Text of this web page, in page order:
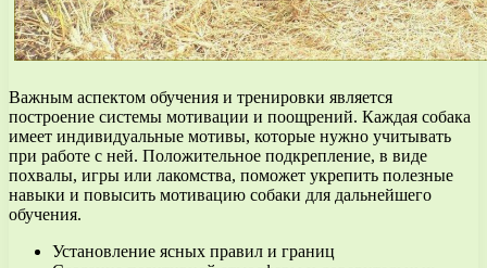
Важным аспектом обучения и тренировки является
построение системы мотивации и поощрений. Каждая собака
имеет индивидуальные мотивы, которые нужно учитывать
при работе с ней. Положительное подкрепление, в виде
похвалы, игры или лакомства, поможет укрепить полезные
навыки и повысить мотивацию собаки для дальнейшего
обучения.
Установление ясных правил и границ